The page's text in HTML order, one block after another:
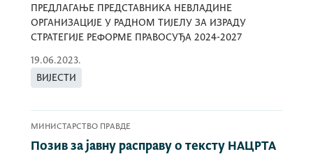
ПРЕДЛАГАЊЕ ПРЕДСТАВНИКА НЕВЛАДИНЕ
ОРГАНИЗАЦИЈЕ У РАДНОМ ТИЈЕЛУ ЗА ИЗРАДУ
СТРАТЕГИЈЕ РЕФОРМЕ ПРАВОСУЂА 2024-2027
19.06.2023.
ВИЈЕСТИ
МИНИСТАРСТВО ПРАВДЕ
Позив за јавну расправу о тексту НАЦРТА